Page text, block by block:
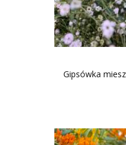
Gipsówka